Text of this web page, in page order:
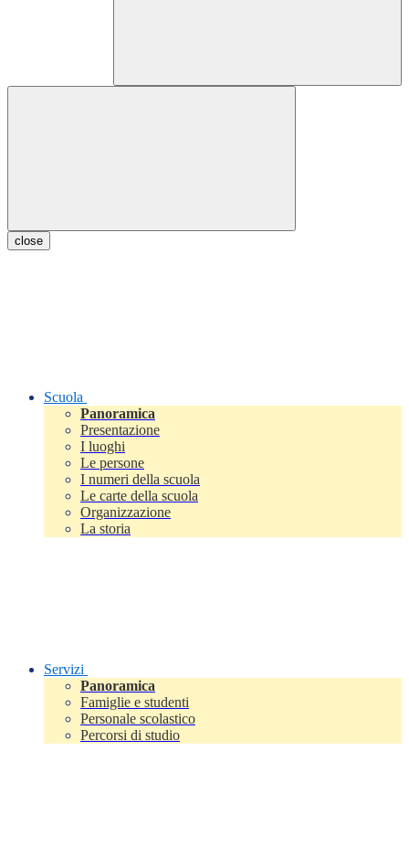
close
Scuola
Panoramica
Presentazione
I luoghi
Le persone
I numeri della scuola
Le carte della scuola
Organizzazione
La storia
Servizi
Panoramica
Famiglie e studenti
Personale scolastico
Percorsi di studio